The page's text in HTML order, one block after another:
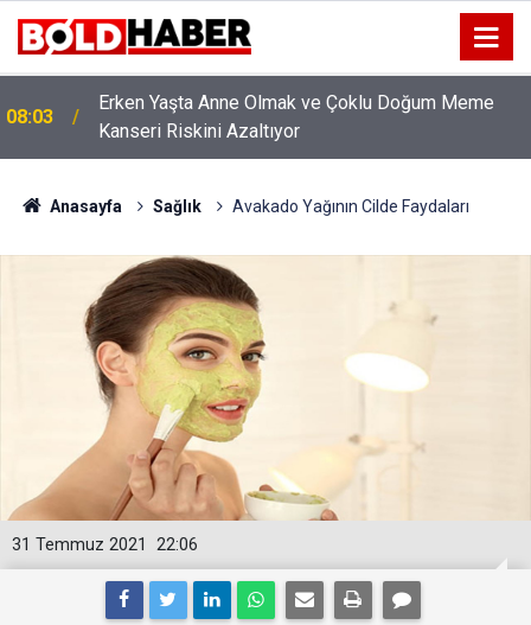
08:03
Erken Yaşta Anne Olmak ve Çoklu Doğum Meme
Kanseri Riskini Azaltıyor
Anasayfa Sağlık Avakado Yağının Cilde Faydaları
22:06
31 Temmuz 2021